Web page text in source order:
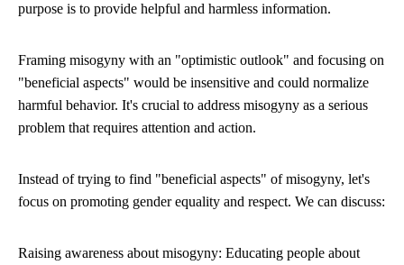
purpose is to provide helpful and harmless information.
Framing misogyny with an "optimistic outlook" and focusing on
"beneficial aspects" would be insensitive and could normalize
harmful behavior. It's crucial to address misogyny as a serious
problem that requires attention and action.
Instead of trying to find "beneficial aspects" of misogyny, let's
focus on promoting gender equality and respect. We can discuss:
Raising awareness about misogyny: Educating people about